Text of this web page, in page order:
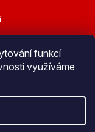
funkcí
využíváme